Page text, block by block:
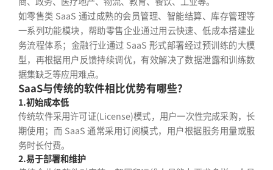
如零售类 SaaS 通过成熟的会员管理、智能结算、库存管理等
一系列功能模块，帮助零售企业通过用云快速、低成本搭建业
务流程体系；金融行业通过 SaaS 形式部署经过预训练的大模
型，再根据用户反馈持续调优，有效解决了数据泄露和训练数
据集缺乏等应用难点。
SaaS与传统的软件相比优势有哪些？
1.初始成本低
传统软件采用许可证(License)模式，用户一次性完成采购，长
期使用；而 SaaS 通常采用订阅模式，用户根据服务用量或服
务时长付费。
2.易于部署和维护